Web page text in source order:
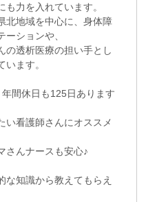
も力を入れています。
北地域を中心に、身体障
ションや、
の透析医療の担い手とし
ます。
間休日も125日あります
い看護師さんにオススメ
さんナースも安心♪
な知識から教えてもらえ